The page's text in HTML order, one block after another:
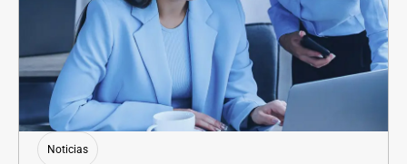
Noticias